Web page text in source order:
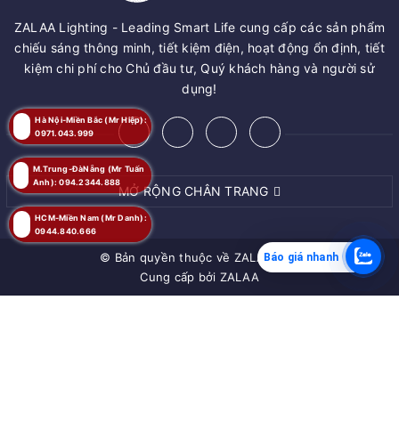
ZALAA Lighting - Leading Smart Life cung cấp các sản phẩm
chiếu sáng thông minh, tiết kiệm điện, hoạt động ổn định, tiết
kiệm chi phí cho Chủ đầu tư, Quý khách hàng và người sử
dụng!
MỞ RỘNG CHÂN TRANG
© Bản quyền thuộc về ZALAA JSC
Cung cấp bởi ZALAA
HCM-Miền Nam (Mr Danh):
0944.840.666
Hà Nội-Miền Bắc (Mr Hiệp):
0971.043.999
M.Trung-ĐàNẵng (Mr Tuấn
Anh): 094.2344.888
Báo giá nhanh